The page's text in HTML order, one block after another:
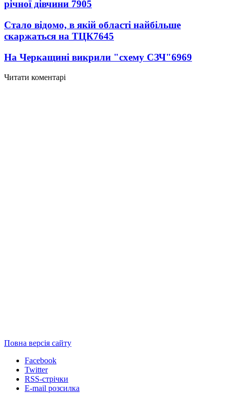
річної дівчини 7905
Стало відомо, в якій області найбільше
скаржаться на ТЦК7645
На Черкащині викрили "схему СЗЧ"6969
Читати коментарі
Повна версія сайту
Facebook
Twitter
RSS-стрічки
E-mail розсилка